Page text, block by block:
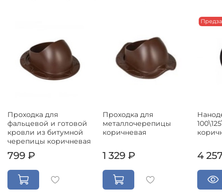
Проходка для
фальцевой и готовой
кровли из битумной
черепицы коричневая
799 ₽
Проходка для
металлочерепицы
коричневая
1 329 ₽ 4